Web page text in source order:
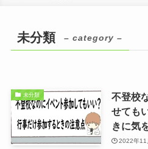
未分類 – category –
未分類
不登校
せても
きに気
2022年11